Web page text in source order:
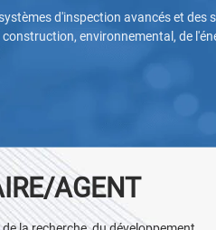
d'inspection avancés et
environnemental, de
AGENT